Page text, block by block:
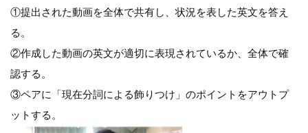
①提出された動画を全体で共有し、状況を表した英文を答え
る。
②作成した動画の英文が適切に表現されているか、全体で確
認する。
③ペアに「現在分詞による飾りつけ」のポイントをアウトプ
ットする。